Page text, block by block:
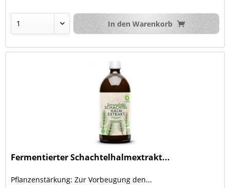
In den Warenkorb
Fermentierter Schachtelhalmextrakt...
Pflanzenstärkung: Zur Vorbeugung den...